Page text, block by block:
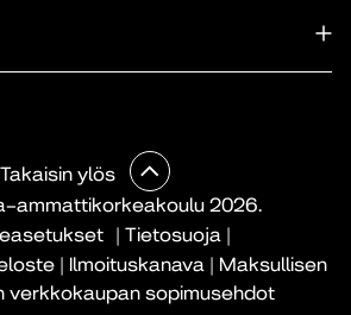
2026.
| Tietosuoja|
| Ilmoituskanava | Maksullisen
verkkokaupan sopimusehdot
Takaisin ylös